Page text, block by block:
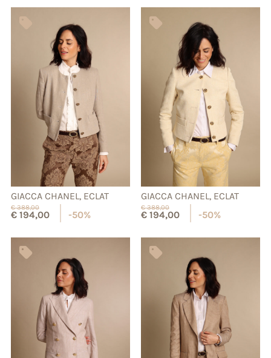
GIACCA CHANEL, ECLAT
€388,00
€194,00 -50%
GIACCA CHANEL, ECLAT
€388,00
€194,00 -50%